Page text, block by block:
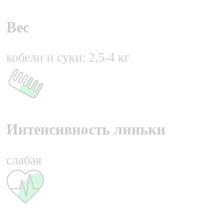
Вес
кобели и суки: 2,5-4 кг
Интенсивность линьки
слабая